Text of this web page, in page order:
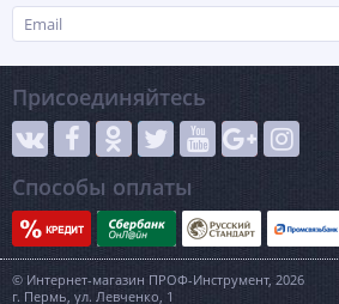
Присоединяйтесь
Способы оплаты
© Интернет-магазин ПРОФ-Инструмент, 2026
г. Пермь, ул. Левченко, 1